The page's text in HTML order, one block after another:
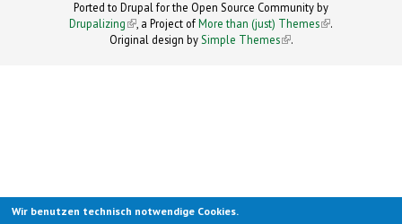
Ported to Drupal for the Open Source Community by
Drupalizing(link is external)
, a Project ofMore than (just) Themes (link is
.
Original design by Simple Themes
(link is
.
Wir benutzen technisch notwendige Cookies.